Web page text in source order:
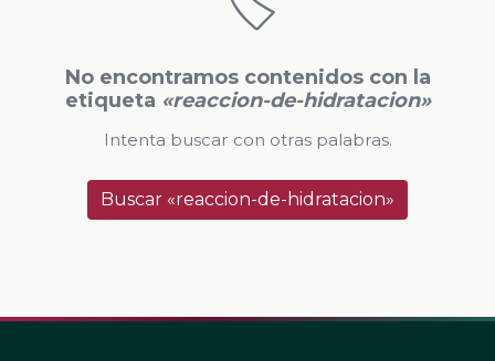
No encontramos contenidos con la
etiqueta «reaccion-de-hidratacion»
Intenta buscar con otras palabras.
Buscar «reaccion-de-hidratacion»